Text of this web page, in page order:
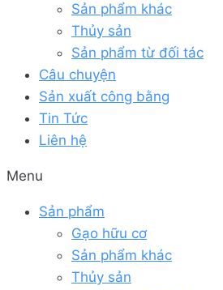
Sản phẩm khác
Thủy sản
Sản phẩm từ đối tác
Câu chuyện
Sản xuất công bằng
Tin Tức
Liên hệ
Menu
Sản phẩm
Gạo hữu cơ
Sản phẩm khác
Thủy sản